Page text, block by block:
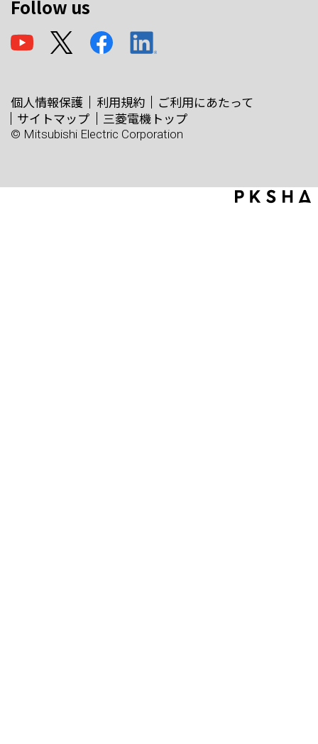
Follow us
個人情報保護 利用規約
ご利用にあたって
サイトマップ
三菱電機トップ
© Mitsubishi Electric Corporation